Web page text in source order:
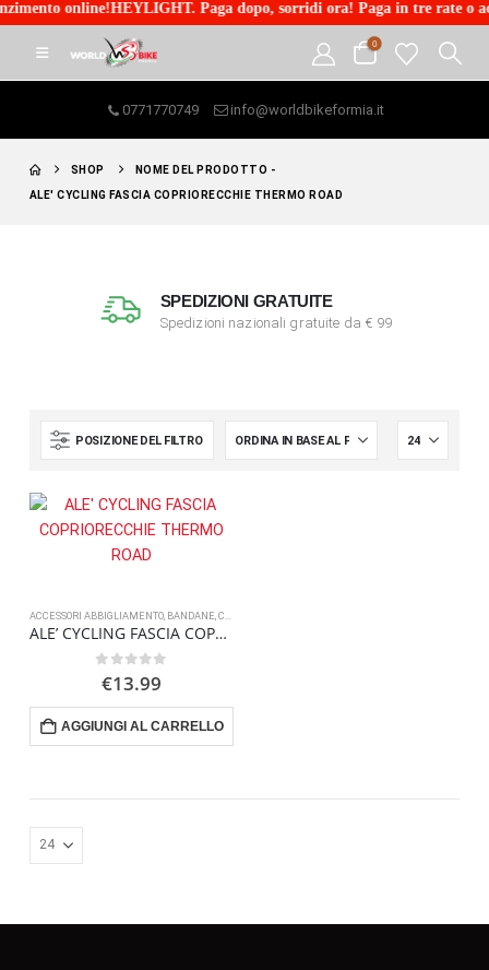
online!HEYLIGHT. Paga dopo, sorridi ora! Paga in tre rate o
0
0771770749 info@worldbikeformia.it
SHOP NOME DEL PRODOTTO -
ALE' CYCLING FASCIA COPRIORECCHIE THERMO ROAD
SPEDIZIONI GRATUITE
Spedizioni nazionali gratuite da € 99
POSIZIONE DEL FILTRO
ACCESSORI ABBIGLIAMENTO, BANDANE, CAPPELLI E FASCE
ALE’ CYCLING FASCIA COPRIORECCHIE THERMO ROAD
Su 5
€13.99
AGGIUNGI AL CARRELLO